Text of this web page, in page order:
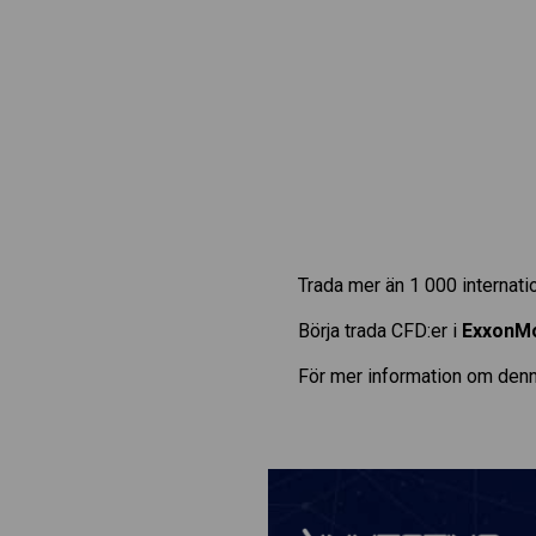
Trada mer än 1 000
Börja trada CFD:er i
För mer information om